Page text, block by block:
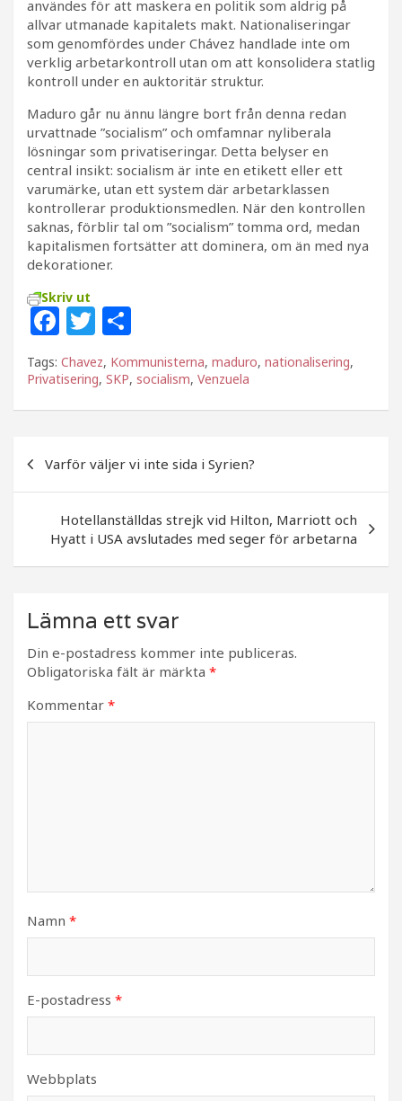
användes för att maskera en politik som aldrig på
allvar utmanade kapitalets makt. Nationaliseringar
som genomfördes under Chávez handlade inte om
verklig arbetarkontroll utan om att konsolidera statlig
kontroll under en auktoritär struktur.
Maduro går nu ännu längre bort från denna redan
urvattnade ”socialism” och omfamnar nyliberala
lösningar som privatiseringar. Detta belyser en
central insikt: socialism är inte en etikett eller ett
varumärke, utan ett system där arbetarklassen
kontrollerar produktionsmedlen. När den kontrollen
saknas, förblir tal om ”socialism” tomma ord, medan
kapitalismen fortsätter att dominera, om än med nya
dekorationer.
Skriv ut
F
a
c
e
o
o
k
T
w
itt
e
el
a
Tags: Chavez, Kommunisterna, maduro, nationalisering,
Privatisering, SKP, socialism, Venzuela
Varför väljer vi inte sida i Syrien?
Hotellanställdas strejk vid Hilton, Marriott och
Hyatt i USA avslutades med seger för arbetarna
Lämna ett svar
Din e-postadress kommer inte publiceras.
Obligatoriska fält är märkta *
Kommentar *
Namn *
E-postadress *
Webbplats